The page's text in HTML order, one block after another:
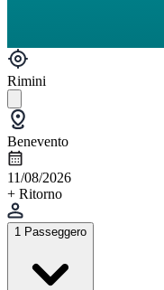
Rimini
Benevento
11/08/2026
+ Ritorno
1 Passeggero